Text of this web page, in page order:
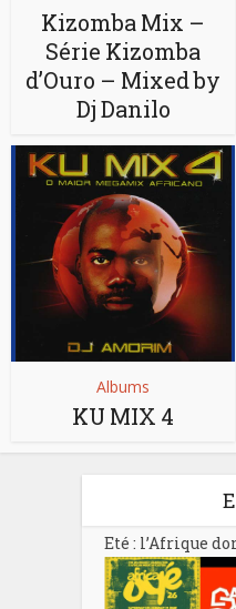
Kizomba Mix –
Série Kizomba
d’Ouro – Mixed by
Dj Danilo
Albums
KU MIX 4
Eté : l’Afrique